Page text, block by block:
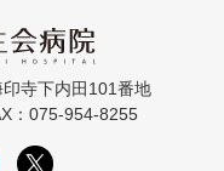
寺下内田101番地
：075-954-8255